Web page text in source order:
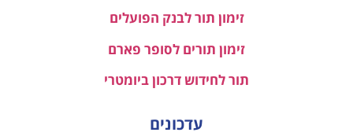
זימון תור לבנק הפועלים
זימון תורים לסופר פארם
תור לחידוש דרכון ביומטרי
עדכונים